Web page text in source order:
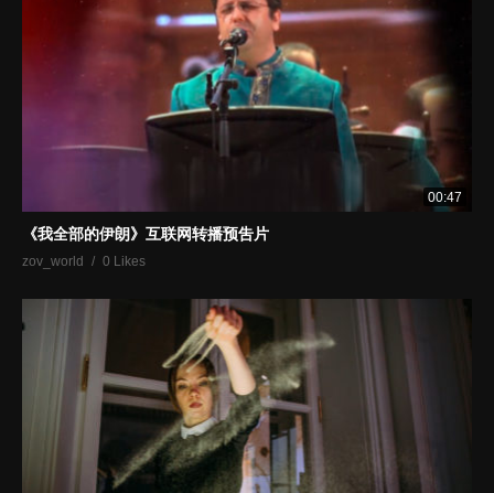
00:47
《我全部的伊朗》互联网转播预吿片
zov_world 0 Likes